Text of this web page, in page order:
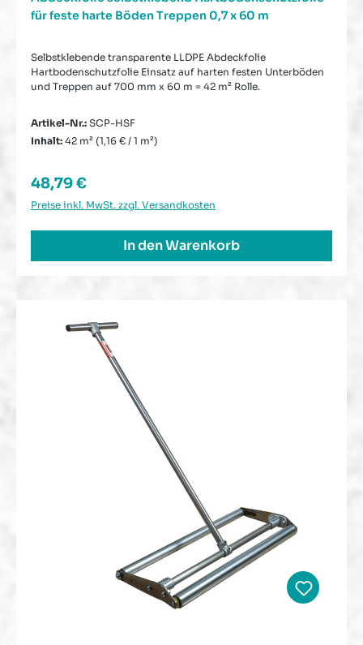
für feste harte Böden Treppen 0,7 x 60 m
Selbstklebende transparente LLDPE Abdeckfolie
Hartbodenschutzfolie Einsatz auf harten festen Unterböden
und Treppen auf 700 mm x 60 m = 42 m² Rolle.
Artikel-Nr.: SCP-HSF
Inhalt: 42 m² (1,16 € / 1 m²)
Regulärer Preis:
48,79 €
Preise inkl. MwSt. zzgl. Versandkosten
In den Warenkorb